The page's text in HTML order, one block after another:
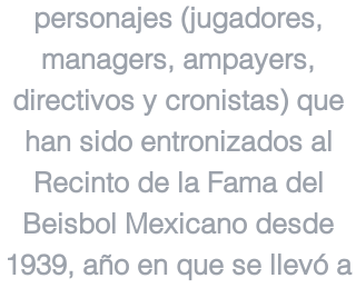
personajes (jugadores,
managers, ampayers,
directivos y cronistas) que
han sido entronizados al
Recinto de la Fama del
Beisbol Mexicano desde
1939, año en que se llevó a